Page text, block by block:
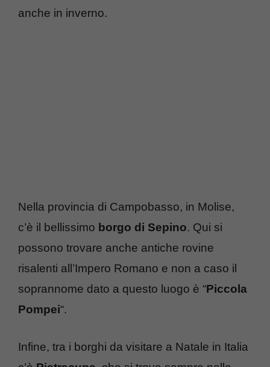
anche in inverno.
Nella provincia di Campobasso, in Molise,
c’è il bellissimo borgo di Sepino. Qui si
possono trovare anche antiche rovine
risalenti all’Impero Romano e non a caso il
soprannome dato a questo luogo è “Piccola
Pompei“.
Infine, tra i borghi da visitare a Natale in Italia